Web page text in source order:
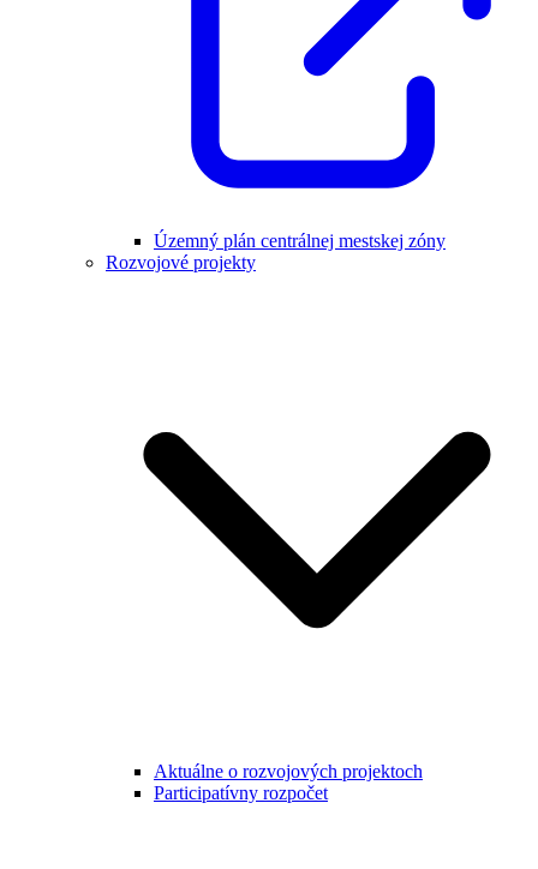
Územný plán centrálnej mestskej zóny
Rozvojové projekty
Aktuálne o rozvojových projektoch
Participatívny rozpočet